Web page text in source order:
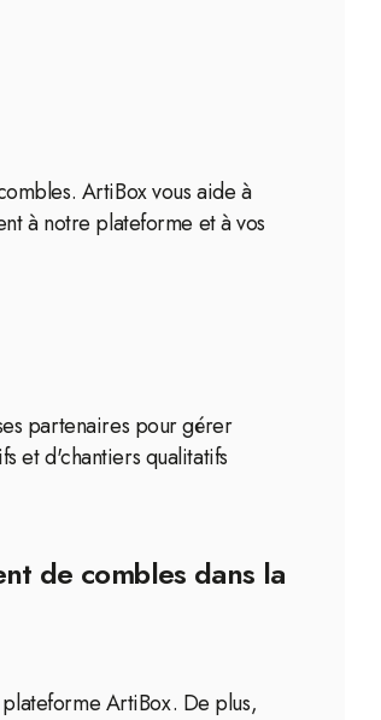
ArtiBox vous aide à
à notre plateforme et à vos
partenaires pour gérer
et d'chantiers qualitatifs
de combles dans la
plateforme ArtiBox. De plus,